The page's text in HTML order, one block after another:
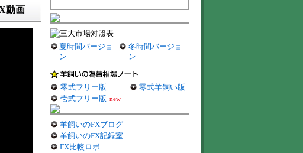
動画
夏時間バージョ
ン
冬時間バージョ
ン
零式フリー版
零式羊飼い版
壱式フリー版 new
羊飼いのFXブログ
羊飼いのFX記録室
FX比較ロボ